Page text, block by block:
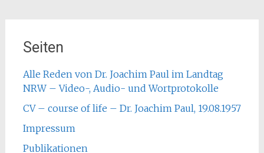
Seiten
Alle Reden von Dr. Joachim Paul im Landtag
NRW – Video-, Audio- und Wortprotokolle
CV – course of life – Dr. Joachim Paul, 19.08.1957
Impressum
Publikationen